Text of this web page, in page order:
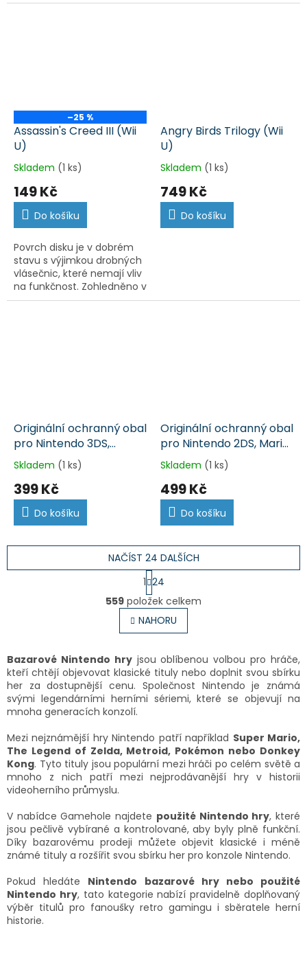
–25 %
Assassin's Creed III (Wii
U)
Skladem (1 ks)
149 Kč
Do košíku
Povrch disku je v dobrém
stavu s výjimkou drobných
vlásečnic, které nemají vliv
na funkčnost. Zohledněno v
ceně.
Angry Birds Trilogy (Wii
U)
Skladem (1 ks)
749 Kč
Do košíku
Originální ochranný obal
pro Nintendo 3DS,
červený (3DS)
Skladem (1 ks)
399 Kč
Do košíku
Originální ochranný obal
pro Nintendo 2DS, Mario
(3DS)
Skladem (1 ks)
499 Kč
Do košíku
O
v
l
á
a
c
í
p
k
y
v
ý
s
u
NAČÍST 24 DALŠÍCH
S
t
r
á
n
k
v
á
n
í
1 24
559 položek celkem
NAHORU
Bazarové Nintendo hryjsou oblíbenou volbou pro hráče,
kteří chtějí objevovat klasické tituly nebo doplnit svou sbírku
her za dostupnější cenu. Společnost Nintendo je známá
svými legendárními herními sériemi, které se objevují na
mnoha generacích konzolí.
Mezi nejznámější hry Nintendo patří například Super Mario,
The Legend of Zelda, Metroid, Pokémon nebo Donkey
Kong. Tyto tituly jsou populární mezi hráči po celém světě a
mnoho z nich patří mezi nejprodávanější hry v historii
videoherního průmyslu.
V nabídce Gamehole najdete použité Nintendo hry, které
jsou pečlivě vybírané a kontrolované, aby byly plně funkční.
Díky bazarovému prodeji můžete objevit klasické i méně
známé tituly a rozšířit svou sbírku her pro konzole Nintendo.
Pokud hledáte Nintendo bazarové hry nebo použité
Nintendo hry, tato kategorie nabízí pravidelně doplňovaný
výběr titulů pro fanoušky retro gamingu i sběratele herní
historie.